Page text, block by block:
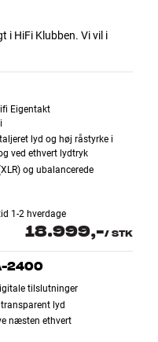
i HiFi Klubben. Vi vil i
Eigentakt
lyd og høj råstyrke i
ved ethvert lydtryk
og ubalancerede
1-2 hverdage
18.999,-/ STK
2400
tilslutninger
lyd
næsten ethvert